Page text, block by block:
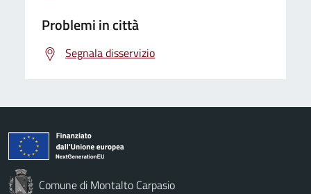
Problemi in città
Segnala disservizio
Comune di Montalto Carpasio